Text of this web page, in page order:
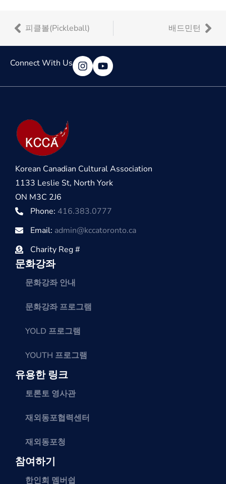
피클볼(Pickleball) 배드민턴
Connect With Us
Korean Canadian Cultural Association
1133 Leslie St, North York
ON M3C 2J6
Phone: 416.383.0777
Email: admin@kccatoronto.ca
Charity Reg #
문화강좌
문화강좌 안내
문화강좌 프로그램
YOLD 프로그램
YOUTH 프로그램
유용한 링크
토론토 영사관
재외동포협력센터
재외동포청
참여하기
한인회 멤버쉽